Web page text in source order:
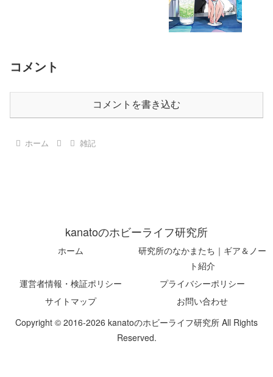
コメント
コメントを書き込む
ホーム 雑記
kanatoのホビーライフ研究所
ホーム
研究所のなかまたち｜ギア＆ノー
ト紹介
運営者情報・検証ポリシー
プライバシーポリシー
サイトマップ
お問い合わせ
Copyright © 2016-2026 kanatoのホビーライフ研究所 All Rights
Reserved.